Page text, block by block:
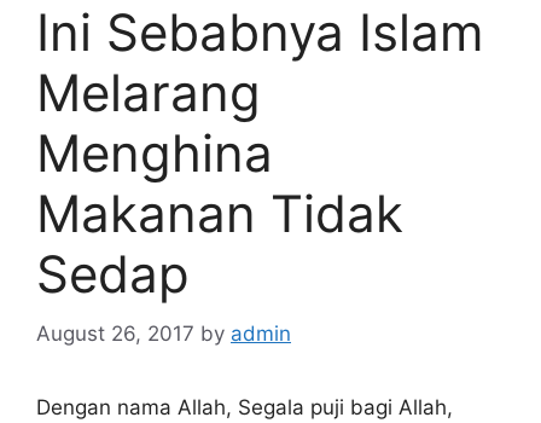
Ini Sebabnya Islam
Melarang
Menghina
Makanan Tidak
Sedap
August 26, 2017 by admin
Dengan nama Allah, Segala puji bagi Allah,